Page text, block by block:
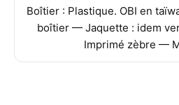
Boîtier : Plastique. OBI en
boîtier — Jaquette : idem
Imprimé zèbre —